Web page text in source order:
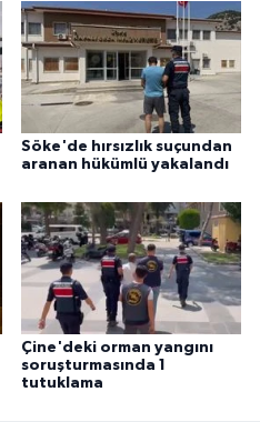
Söke'de hırsızlık suçundan
aranan hükümlü yakalandı
Çine'deki orman yangını
soruşturmasında 1
tutuklama